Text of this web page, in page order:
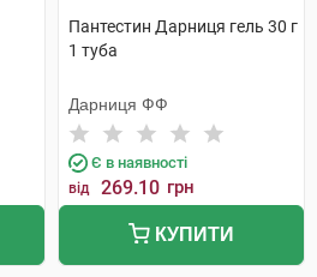
Пантестин Дарниця гель 30 г
1 туба
Дарниця ФФ
Є в наявності
від 269.10 грн
КУПИТИ